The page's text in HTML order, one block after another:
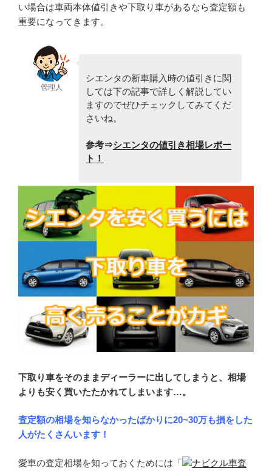
い場合は車両本体値引きや下取り車があるなら査定額も
重要になってきます。
管理人
シエンタの新車購入時の値引きに関
しては下の記事で詳しく解説してい
ますのでぜひチェックしてみてくだ
さいね。
参考⇒シエンタの値引き相場レポー
ト！
下取り車をそのままディーラーに出してしまうと、相場
よりも安く買いたたかれてしまいます…。
査定額の相場を知らなかったばかりに20~30万も損をした
人がたくさんいます！
愛車の査定相場を知っておくためには「
ナビクル車査